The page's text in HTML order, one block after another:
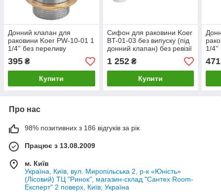
Донний клапан для
раковини Koer PW-10-01 1
1/4'' без переливу
автоматичний СLICK-
СLACK (Колір хром
395 ₴
Купити
Сифон для раковини Koer
BT-01-03 без випуску (під
донний клапан) без ревізії
(Колір білий) 1 1/4''
1 252₴
Купити
1/4''
471
Про нас
98% позитивних з 186 відгуків за рік
Працює з 13.08.2009
м. Київ
Україна, Київ, вул. Миропільська 2, р-к «Юність»
(Лісовий) ТЦ "Ринок", магазин-склад "Сантех Room-
Експерт" 2 поверх, Київ, Україна